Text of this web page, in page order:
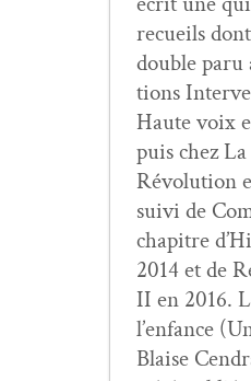
recueils
dou­ble
tions
Haute voix
puis chez
Révo­lu­tion
suivi de
chapitre
2014 et de
II en 2016.
l’en­fance
Blaise